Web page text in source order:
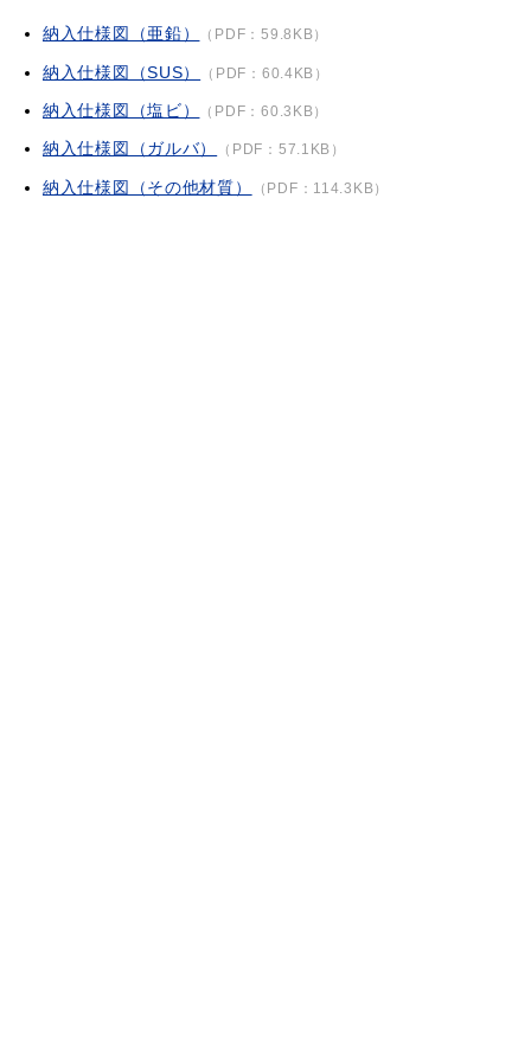
納入仕様図（亜鉛） （PDF：59.8KB）
納入仕様図（SUS） （PDF：60.4KB）
納入仕様図（塩ビ） （PDF：60.3KB）
納入仕様図（ガルバ） （PDF：57.1KB）
納入仕様図（その他材質） （PDF：114.3KB）